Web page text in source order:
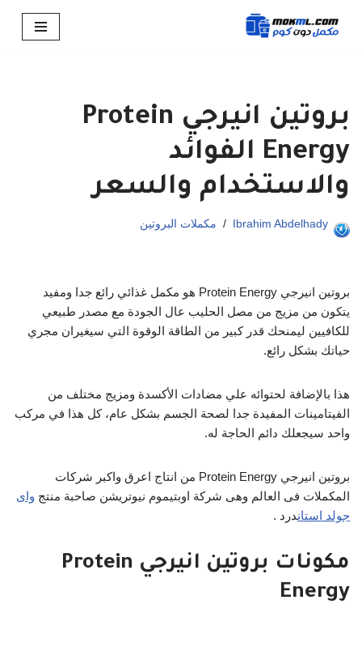
بروتين انيرجي Protein
Energy الفوائد
والاستخدام والسعر
Ibrahim Abdelhady مكملات البروتين
بروتين انيرجي Protein Energy هو مكمل غذائي رائع جدا ومفيد
يتكون من مزيج من مصل الحليب عال الجودة مع مصدر طبيعي
للكافيين ليمنحك قدر كبير من الطاقة الوقوة التي سيغيران مجري
حياتك بشكل رائع.
هذا بالإضافة لحتوائه علي مضادات الأكسدة ومزيج مختلف من
الفيتامينات المفيدة جدا لصحة الجسم بشكل عام، كل هذا في مركب
واحد سيجعلك دائم الحاجة له.
بروتين انيرجي Protein Energy من انتاج اعرق واكبر شركات
المكملات فى العالم وهى شركة اوبتيموم نيوتريشن صاحبة منتج واى
جولد استاندرد .
مكونات بروتين انيرجي Protein
Energy